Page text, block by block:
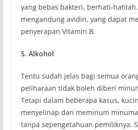
yang bebas bakteri, berhati-
mengandung avidin, yang dapat
penyerapan Vitamin B.
5. Alkohol
Tentu sudah jelas bagi semua
peliharaan tidak boleh diberi
Tetapi dalam beberapa kasus,
menyelinap dan meminum
tanpa sepengetahuan pemiliknya.